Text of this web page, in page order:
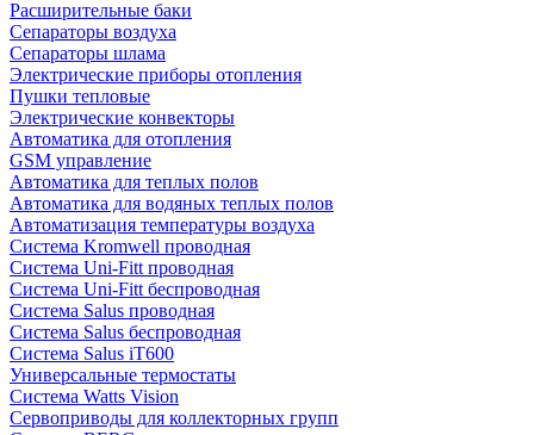
Расширительные баки
Сепараторы воздуха
Сепараторы шлама
Электрические приборы отопления
Пушки тепловые
Электрические конвекторы
Автоматика для отопления
GSM управление
Автоматика для теплых полов
Автоматика для водяных теплых полов
Автоматизация температуры воздуха
Система Kromwell проводная
Система Uni-Fitt проводная
Система Uni-Fitt беспроводная
Система Salus проводная
Система Salus беспроводная
Система Salus iT600
Универсальные термостаты
Система Watts Vision
Сервоприводы для коллекторных групп